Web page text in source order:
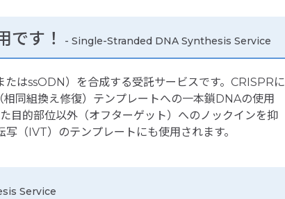
です！ - Single-Stranded DNA Synthesis Service
はssODN）を合成する受託サービスです。CRISPRに
同組換え修復）テンプレートへの一本鎖DNAの使用
目的部位以外（オフターゲット）へのノックインを抑
（IVT）のテンプレートにも使用されます。
Service